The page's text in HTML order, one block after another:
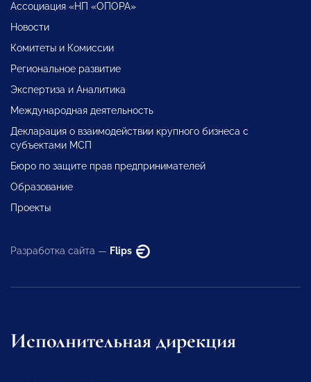
Ассоциация «НП «ОПОРА»
Новости
Комитеты и Комиссии
Региональное развитие
Экспертиза и Аналитика
Международная деятельность
Декларация о взаимодействии крупного бизнеса с
субъектами МСП
Бюро по защите прав предпринимателей
Образование
Проекты
Разработка сайта — Flips
Исполнительная дирекция